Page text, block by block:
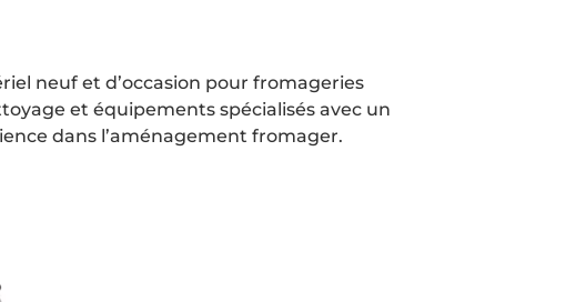
neuf et d’occasion pour fromageries
et équipements spécialisés avec un
dans l’aménagement fromager.